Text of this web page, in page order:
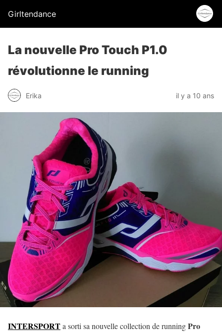
Girltendance
La nouvelle Pro Touch P1.0
révolutionne le running
Erika il y a 10 ans
INTERSPORTa sorti sa nouvelle collection de runningPro